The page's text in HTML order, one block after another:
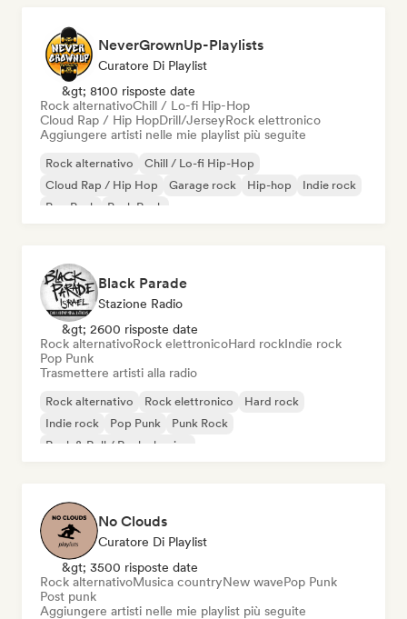
NeverGrownUp-Playlists
Curatore Di Playlist
&gt; 8100 risposte date
Rock alternativoChill / Lo-fi Hip-Hop
Cloud Rap / Hip HopDrill/JerseyRock elettronico
Aggiungere artisti nelle mie playlist più seguite
Rock alternativo
Chill / Lo-fi Hip-Hop
Cloud Rap / Hip Hop
Garage rock Hip-hop
Indie rock
Pop Punk
Punk Rock
Black Parade
Stazione Radio
&gt; 2600 risposte date
Rock alternativoRock elettronicoHard rockIndie rock
Pop Punk
Trasmettere artisti alla radio
Rock alternativo Rock elettronico
Hard rock
Indie rock
Pop Punk
Punk Rock
Rock & Roll / Rock classico
No Clouds
Curatore Di Playlist
&gt; 3500 risposte date
Rock alternativoMusica countryNew wavePop Punk
Post punk
Aggiungere artisti nelle mie playlist più seguite